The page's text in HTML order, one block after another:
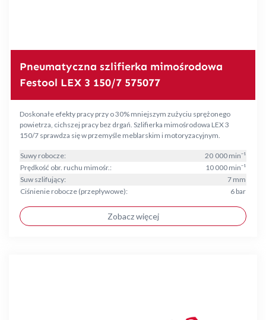
Pneumatyczna szlifierka mimośrodowa
Festool LEX 3 150/7 575077
Doskonałe efekty pracy przy o 30% mniejszym zużyciu sprężonego
powietrza, cichszej pracy bez drgań. Szlifierka mimośrodowa LEX 3
150/7 sprawdza się w przemyśle meblarskim i motoryzacyjnym.
Suwy robocze:
20 000 min⁻¹
Prędkość obr. ruchu mimośr.:
10 000 min⁻¹
Suw szlifujący:
7 mm
Ciśnienie robocze (przepływowe):
6 bar
Zobacz więcej